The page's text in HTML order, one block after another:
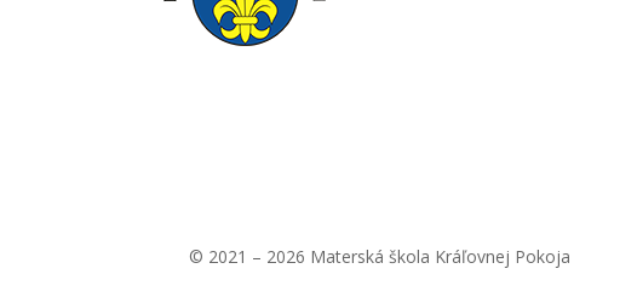
© 2021 – 2026 Materská škola Kráľovnej Pokoja